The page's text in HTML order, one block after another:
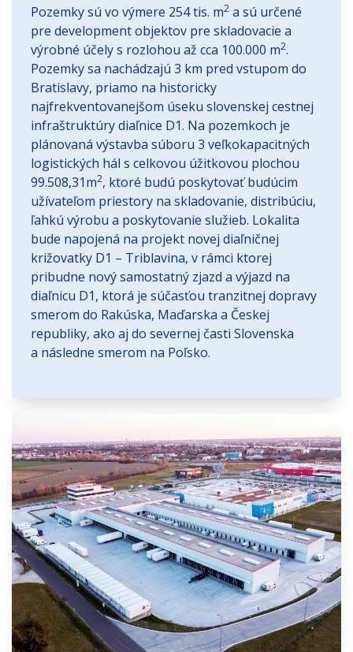
Pozemky sú vo výmere 254 tis. m2 a sú určené
pre development objektov pre skladovacie a
výrobné účely s rozlohou až cca 100.000 m2.
Pozemky sa nachádzajú 3 km pred vstupom do
Bratislavy, priamo na historicky
najfrekventovanejšom úseku slovenskej cestnej
infraštruktúry diaľnice D1. Na pozemkoch je
plánovaná výstavba súboru 3 veľkokapacitných
logistických hál s celkovou úžitkovou plochou
99.508,31m2, ktoré budú poskytovať budúcim
užívateľom priestory na skladovanie, distribúciu,
ľahkú výrobu a poskytovanie služieb. Lokalita
bude napojená na projekt novej diaľničnej
križovatky D1 – Triblavina, v rámci ktorej
pribudne nový samostatný zjazd a výjazd na
diaľnicu D1, ktorá je súčasťou tranzitnej dopravy
smerom do Rakúska, Maďarska a Českej
republiky, ako aj do severnej časti Slovenska
a následne smerom na Poľsko.